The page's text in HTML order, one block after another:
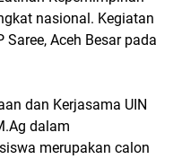
nasional. Kegiatan
Aceh Besar pada
dan Kerjasama UIN
dalam
merupakan calon